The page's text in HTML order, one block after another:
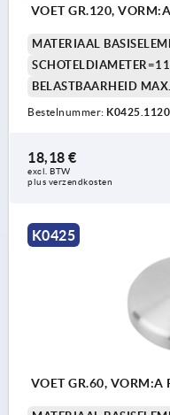
VOET GR.120,
MATERIAAL
BELASTBAARHEID
Bestelnummer:
18,18 €
excl. BTW
plus verzendkosten
K0425
VOET GR.60, VORM:A